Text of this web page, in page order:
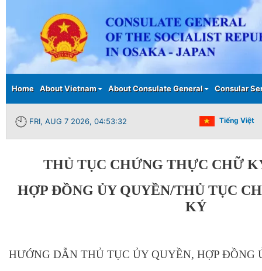
Main menu
Home About Vietnam About Consulate General Consular
FRI, AUG 7 2026, 04:53:32 Tiếng Việt
THỦ TỤC CHỨNG THỰC CHỮ
HỢP ĐỒNG ỦY QUYỀN/THỦ TỤC
KÝ
HƯỚNG DẪN THỦ TỤC ỦY QUYỀN, HỢP ĐỒNG